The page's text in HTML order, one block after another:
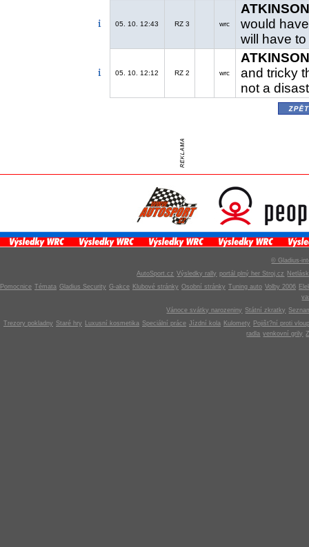
05. 10. 12:43 RZ 3 wrc
would
will have
05. 10. 12:12 RZ 2 wrc
and tricky
not a
© Gladius-
AutoSport.cz Výsledky rally portál plný her Stroj.cz
Pomocnice Témata Gladius Security G-akce Klubové stránky Osobní stránky Tuning auto Volby 2006
Vánoce svátky narozeniny Státní zkratky
Trezory pokladny Staré hry Luxusní kosmetika Speciální práce Jízdní kola Kulomety
Pojišt?ní proti
radla venkovní grily